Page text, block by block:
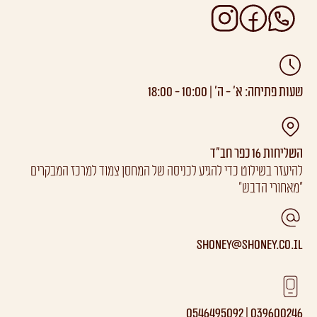
שעות פתיחה: א’ - ה’ | 10:00 - 18:00
השליחות 16 כפר חב"ד
להיעזר בשילוט כדי להגיע לכניסה של המחסן צמוד למרכז המבקרים
"מאחורי הדבש"
Shoney@shoney.co.il
039600246 | 0546495092